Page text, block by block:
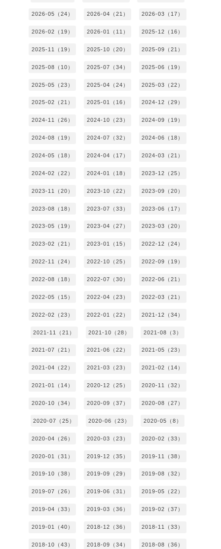
2026-05（24） 2026-04（21） 2026-03（17）
2026-02（19） 2026-01（11） 2025-12（16）
2025-11（19） 2025-10（20） 2025-09（21）
2025-08（10） 2025-07（34） 2025-06（19）
2025-05（23） 2025-04（24） 2025-03（22）
2025-02（21） 2025-01（16） 2024-12（29）
2024-11（26） 2024-10（23） 2024-09（19）
2024-08（19） 2024-07（32） 2024-06（18）
2024-05（18） 2024-04（17） 2024-03（21）
2024-02（22） 2024-01（18） 2023-12（25）
2023-11（20） 2023-10（22） 2023-09（20）
2023-08（18） 2023-07（33） 2023-06（17）
2023-05（19） 2023-04（27） 2023-03（20）
2023-02（21） 2023-01（15） 2022-12（24）
2022-11（24） 2022-10（25） 2022-09（19）
2022-08（18） 2022-07（30） 2022-06（21）
2022-05（15） 2022-04（23） 2022-03（21）
2022-02（23） 2022-01（22） 2021-12（34）
2021-11（21） 2021-10（28） 2021-08（3）
2021-07（21） 2021-06（22） 2021-05（23）
2021-04（22） 2021-03（23） 2021-02（14）
2021-01（14） 2020-12（25） 2020-11（32）
2020-10（34） 2020-09（37） 2020-08（27）
2020-07（25） 2020-06（23） 2020-05（8）
2020-04（26） 2020-03（23） 2020-02（33）
2020-01（31） 2019-12（35） 2019-11（38）
2019-10（38） 2019-09（29） 2019-08（32）
2019-07（26） 2019-06（31） 2019-05（22）
2019-04（33） 2019-03（36） 2019-02（37）
2019-01（40） 2018-12（36） 2018-11（33）
2018-10（43） 2018-09（34） 2018-08（36）